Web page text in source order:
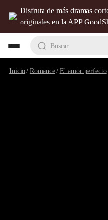
Disfruta de más dramas
originales en la APP
Buscar
Inicio/Romance/El amor perfecto